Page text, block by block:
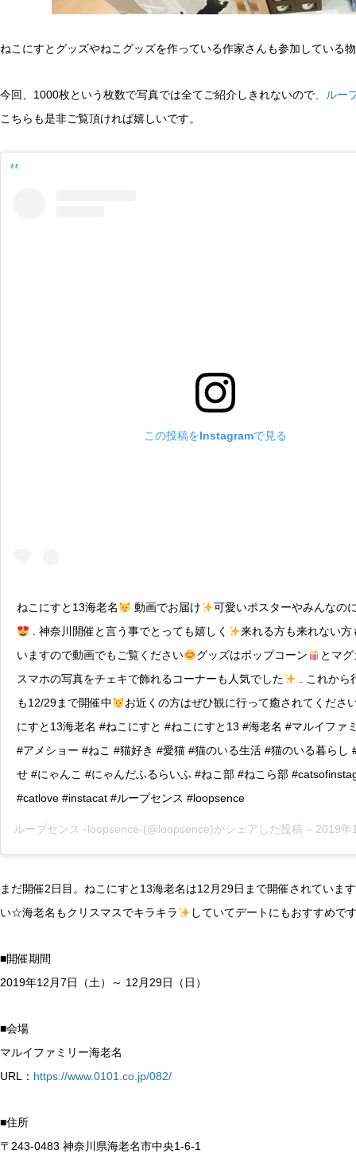
ねこにすとグッズやねこグッズを作っている作家さんも参加している
今回、1000枚という枚数で写真では全てご紹介しきれないので 、ルー
こちらも是非ご覧頂ければ嬉しいです。
この投稿をInstagramで見る
ねこにすと13海老名 動画でお届け
可愛いポスターやみんなの
. 神奈川開催と言う事でとっても嬉しく
来れる方も来れない方
いますので動画でもご覧ください
グッズはポップコーン
とマ
スマホの写真をチェキで飾れるコーナーも人気でした
. これから
も12/29まで開催中
お近くの方はぜひ観に行って癒されてくださ
にすと13海老名 #ねこにすと #ねこにすと13 #海老名 #マルイファ
#アメショー #ねこ #猫好き #愛猫 #猫のいる生活 #猫のいる暮らし
せ #にゃんこ #にゃんだふるらいふ #ねこ部 #ねこら部
#catlove #instacat #ループセンス #loopsence
ループセンス -loopsence-(@loopsence)がシェアした投稿 – 2019年12月月
まだ開催2日目。ねこにすと13海老名は12月29日まで開催されていま
い☆海老名もクリスマスでキラキラ
していてデートにもおすすめで
■開催期間
2019年12月7日（土）～ 12月29日（日）
■会場
マルイファミリー海老名
URL： https://www.0101.co.jp/082/
■住所
〒243-0483 神奈川県海老名市中央1-6-1